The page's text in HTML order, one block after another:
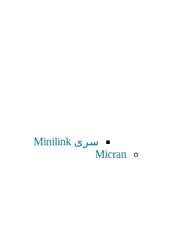
سری Minilink
Micran